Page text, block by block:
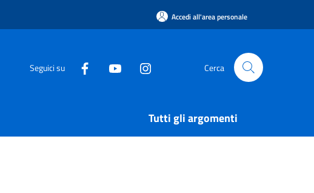
Accedi all'area personale
Seguici su Cerca
Tutti gli argomenti